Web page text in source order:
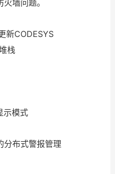
墙问题。
新CODESYS
栈
示模式
分布式警报管理